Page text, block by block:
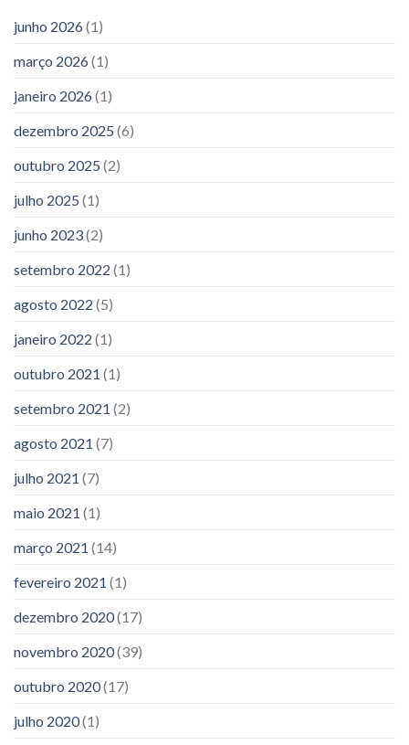
junho 2026(1)
março 2026(1)
janeiro 2026(1)
dezembro 2025 (6)
outubro 2025 (2)
julho 2025 (1)
junho 2023(2)
setembro 2022 (1)
agosto 2022 (5)
janeiro 2022 (1)
outubro 2021 (1)
setembro 2021 (2)
agosto 2021 (7)
julho 2021 (7)
maio 2021 (1)
março 2021 (14)
fevereiro 2021 (1)
dezembro 2020(17)
novembro 2020(39)
outubro 2020(17)
julho 2020(1)